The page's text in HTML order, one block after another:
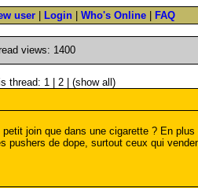
user Login Who's Online FAQ
views: 1400
thread: 1 | 2 | (show all)
join que dans une cigarette ? En
pushers de dope, surtout ceux qui